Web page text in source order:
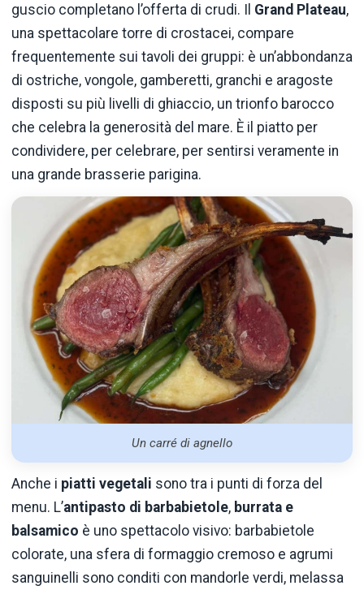
guscio completano l’offerta di crudi. Il Grand Plateau,
una spettacolare torre di crostacei, compare
frequentemente sui tavoli dei gruppi: è un’abbondanza
di ostriche, vongole, gamberetti, granchi e aragoste
disposti su più livelli di ghiaccio, un trionfo barocco
che celebra la generosità del mare. È il piatto per
condividere, per celebrare, per sentirsi veramente in
una grande brasserie parigina.
Un carré di agnello
Anche i piatti vegetali sono tra i punti di forza del
menu. L’antipasto di barbabietole, burrata e
balsamico è uno spettacolo visivo: barbabietole
colorate, una sfera di formaggio cremoso e agrumi
sanguinelli sono conditi con mandorle verdi, melassa